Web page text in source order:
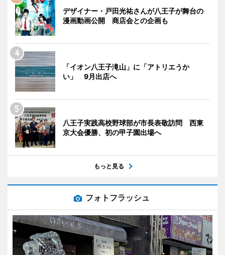
デザイナー・戸田光祐さんが八王子が舞台の
漫画動画公開 商店会との企画も
「イオン八王子滝山」に「アトリエうか
い」 9月出店へ
八王子実践高校野球部が市長表敬訪問 西東
京大会優勝、初の甲子園出場へ
もっと見る
フォトフラッシュ